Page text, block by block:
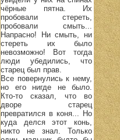
чёрные пятна. Их
пробовали стереть,
пробовали смыть...
Напрасно! Ни смыть, ни
стереть их было
невозможно! Вот тогда
люди убедились, что
старец был прав.
Все повернулись к нему,
но его нигде не было.
Кто-то сказал, что во
дворе старец
превратился в коня... Но
куда делся этот конь,
никто не знал. Только